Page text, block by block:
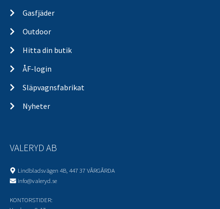
Gasfjäder
Outdoor
Hitta din butik
ÅF-login
Släpvagnsfabrikat
Nyheter
VALERYD AB
Lindbladsvägen 4B, 447 37 VÅRGÅRDA
info@valeryd.se
KONTORSTIDER: